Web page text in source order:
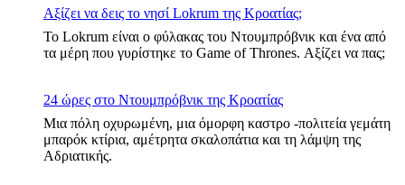
Αξίζει να δεις το νησί Lokrum της Κροατίας;
Το Lokrum είναι ο φύλακας του Ντουμπρόβνικ και ένα από
τα μέρη που γυρίστηκε το Game of Thrones. Αξίζει να πας;
24 ώρες στο Ντουμπρόβνικ της Κροατίας
Μια πόλη οχυρωμένη, μια όμορφη καστρο -πολιτεία γεμάτη
μπαρόκ κτίρια, αμέτρητα σκαλοπάτια και τη λάμψη της
Αδριατικής.